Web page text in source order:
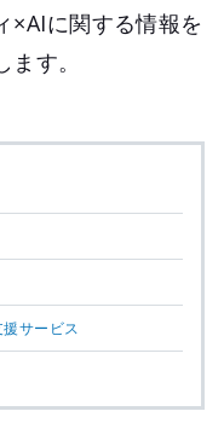
×AIに関する情報を
す。
サービス